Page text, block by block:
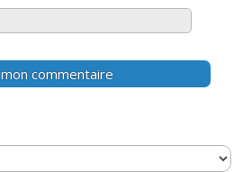
mon commentaire